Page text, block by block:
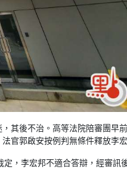
其後不治。高等法院陪審團早
官郭啟安按例判無條件釋放李宏
，李宏邦不適合答辯，經審訊